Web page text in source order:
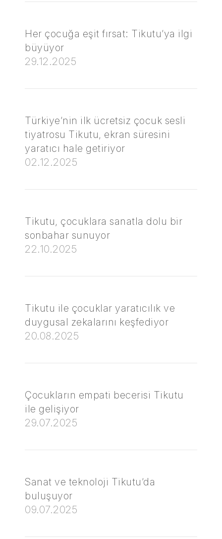
Her çocuğa eşit fırsat: Tikutu’ya ilgi
büyüyor
29.12.2025
Türkiye’nin ilk ücretsiz çocuk sesli
tiyatrosu Tikutu, ekran süresini
yaratıcı hale getiriyor
02.12.2025
Tikutu, çocuklara sanatla dolu bir
sonbahar sunuyor
22.10.2025
Tikutu ile çocuklar yaratıcılık ve
duygusal zekalarını keşfediyor
20.08.2025
Çocukların empati becerisi Tikutu
ile gelişiyor
29.07.2025
Sanat ve teknoloji Tikutu’da
buluşuyor
09.07.2025